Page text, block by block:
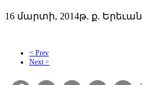
16 մարտի, 2014թ. ք. Երեւան
< Prev
Next >